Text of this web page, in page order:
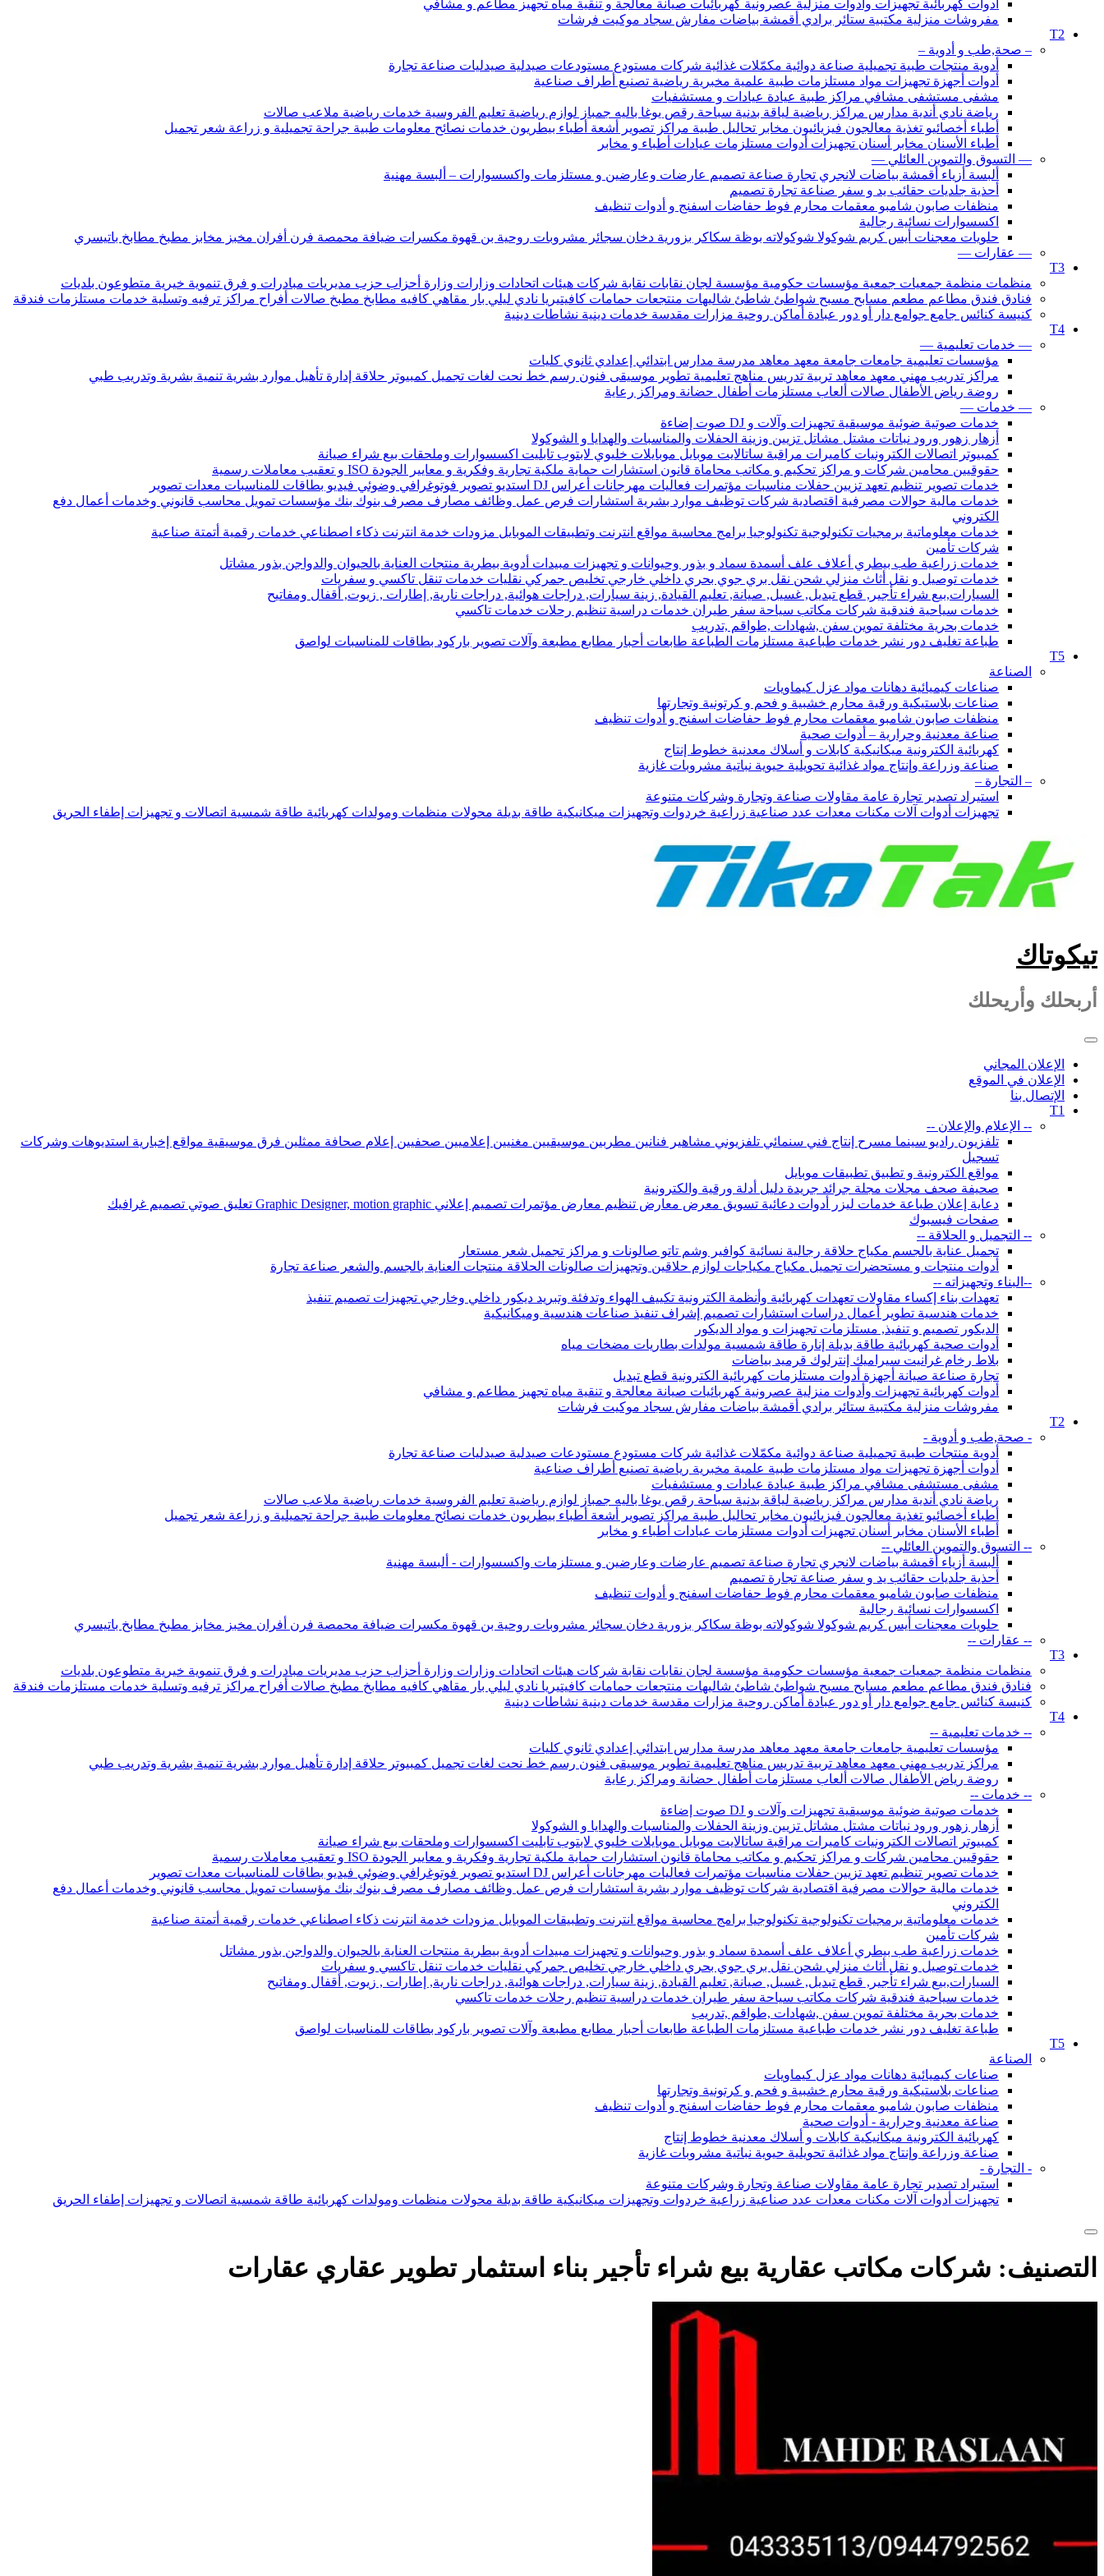
أدوات كهربائية تجهيزات وأدوات منزلية عصرونية كهربائيات صيانة معالجة و تنقية مياه تجهيز مطاعم و مشافي
مفروشات منزلية مكتبية ستائر برادي أقمشة بياضات مفارش سجاد موكيت فرشات
T2
– صحة,طب و أدوية –
أدوية منتجات طبية تجميلية صناعة دوائية مكمّلات غذائية شركات مستودع مستودعات صيدلية صيدليات صناعة تجارة
أدوات أجهزة تجهيزات مواد مستلزمات طبية علمية مخبرية رياضية تصنيع أطراف صناعية
مشفى مستشفى مشافي مراكز طبية عيادة عيادات و مستشفيات
رياضة نادي أندية مدارس مراكز رياضية لياقة بدنية سباحة رقص يوغا باليه جمباز لوازم رياضية تعليم الفروسية خدمات رياضية ملاعب صالات
أطباء أخصائيو تغذية معالجون فيزيائيون مخابر تحاليل طبية مراكز تصوير أشعة أطباء بيطريون خدمات نصائح معلومات طبية جراحة تجميلية و زراعة شعر تجميل
أطباء الأسنان مخابر أسنان تجهيزات أدوات مستلزمات عيادات أطباء و مخابر
— التسوق والتموين العائلي —
ألبسة أزياء أقمشة بياضات لانجري تجارة صناعة تصميم عارضات وعارضين و مستلزمات واكسسوارات – ألبسة مهنية
أحذية جلديات حقائب يد و سفر صناعة تجارة تصميم
منظفات صابون شامبو معقمات محارم فوط حفاضات اسفنج و أدوات تنظيف
اكسسوارات نسائية رجالية
حلويات معجنات أيس كريم شوكولا شوكولاته بوظة سكاكر بزورية دخان سجائر مشروبات روحية بن قهوة مكسرات ضيافة محمصة فرن أفران مخبز مخابز مطبخ مطابخ باتيسري
— عقارات —
T3
منظمات منظمة جمعيات جمعية مؤسسات حكومية مؤسسة لجان نقابات نقابة شركات هيئات اتحادات وزارات وزارة أحزاب حزب مديريات مبادرات و فرق تنموية خيرية متطوعون بلديات
فنادق فندق مطاعم مطعم مسابح مسبح شواطئ شاطئ شاليهات منتجعات حمامات كافيتيريا نادي ليلي بار مقاهي كافيه مطابخ مطبخ صالات أفراح مراكز ترفيه وتسلية خدمات مستلزمات فندقة
كنيسة كنائس جامع جوامع دار أو دور عبادة أماكن روحية مزارات مقدسة خدمات دينية نشاطات دينية
T4
— خدمات تعليمية —
مؤسسات تعليمية جامعات جامعة معهد معاهد مدرسة مدارس ابتدائي إعدادي ثانوي كليات
مراكز تدريب مهني معهد معاهد تربية تدريس مناهج تعليمية تطوير موسيقى فنون رسم خط نحت لغات تجميل كمبيوتر حلاقة إدارة تأهيل موارد بشرية تنمية بشرية وتدريب طبي
روضة رياض الأطفال صالات ألعاب مستلزمات أطفال حضانة ومراكز رعاية
— خدمات —
خدمات صوتية ضوئية موسيقية تجهيزات وآلات و DJ صوت إضاءة
أزهار زهور ورود نباتات مشتل مشاتل تزيين وزينة الحفلات والمناسبات والهدايا و الشوكولا
كمبيوتر اتصالات الكترونيات كاميرات مراقبة ساتالايت موبايل موبايلات خليوي لابتوب تابليت اكسسوارات وملحقات بيع شراء صيانة
حقوقيين محامين شركات و مراكز تحكيم و مكاتب محاماة قانون استشارات حماية ملكية تجارية وفكرية و معايير الجودة ISO و تعقيب معاملات رسمية
خدمات تصوير تنظيم تعهد تزيين حفلات مناسبات مؤتمرات فعاليات مهرجانات أعراس DJ استديو تصوير فوتوغرافي وضوئي فيديو بطاقات للمناسبات معدات تصوير
خدمات مالية حوالات مصرفية اقتصادية شركات توظيف موارد بشرية استشارات فرص عمل وظائف مصارف مصرف بنوك بنك مؤسسات تمويل محاسب قانوني وخدمات أعمال دفع
الكتروني
خدمات معلوماتية برمجيات تكنولوجية تكنولوجيا برامج محاسبة مواقع انترنت وتطبيقات الموبايل مزودات خدمة انترنت ذكاء اصطناعي خدمات رقمية أتمتة صناعية
شركات تأمين
خدمات زراعية طب بيطري أعلاف علف أسمدة سماد و بذور وحيوانات و تجهيزات مبيدات أدوية بيطرية منتجات العناية بالحيوان والدواجن بذور مشاتل
خدمات توصيل و نقل أثاث منزلي شحن نقل بري جوي بحري داخلي خارجي تخليص جمركي نقليات خدمات تنقل تاكسي و سفريات
السيارات,بيع شراء تأجير, قطع تبديل, غسيل, صيانة, تعليم القيادة, زينة سيارات, دراجات هوائية, دراجات نارية, إطارات , زيوت, أقفال ومفاتيح
خدمات سياحية فندقية شركات مكاتب سياحة سفر طيران خدمات دراسية تنظيم رحلات خدمات تاكسي
خدمات بحرية مختلفة تموين سفن ,شهادات ,طواقم ,تدريب
طباعة تغليف دور نشر خدمات طباعية مستلزمات الطباعة طابعات أحبار مطابع مطبعة وآلات تصوير باركود بطاقات للمناسبات لواصق
T5
الصناعة
صناعات كيميائية دهانات مواد عزل كيماويات
صناعات بلاستيكية ورقية محارم خشبية و فحم و كرتونية وتجارتها
منظفات صابون شامبو معقمات محارم فوط حفاضات اسفنج و أدوات تنظيف
صناعة معدنية وحرارية – أدوات صحية
كهربائية الكترونية ميكانيكية كابلات و أسلاك معدنية خطوط إنتاج
صناعة وزراعة وإنتاج مواد غذائية تحويلية حيوية نباتية مشروبات غازية
– التجارة –
استيراد تصدير تجارة عامة مقاولات صناعة وتجارة وشركات متنوعة
تجهيزات أدوات آلات مكنات معدات عدد صناعية زراعية خردوات وتجهيزات ميكانيكية طاقة بديلة محولات منظمات ومولدات كهربائية طاقة شمسية اتصالات و تجهيزات إطفاء الحريق
تيكوتاك
أربحلك وأريحلك
الإعلان المجاني
الإعلان في الموقع
الإتصال بنا
T1
-- الإعلام والإعلان --
تلفزيون راديو سينما مسرح إنتاج فني سنمائي تلفزيوني مشاهير فنانين مطربين موسيقيين مغنيين إعلاميين صحفيين إعلام صحافة ممثلين فرق موسيقية مواقع إخبارية استديوهات وشركات
تسجيل
مواقع الكترونية و تطبيق تطبيقات موبايل
صحيفة صحف مجلات مجلة جرائد جريدة دليل أدلة ورقية والكترونية
دعاية إعلان طباعة خدمات ليزر أدوات دعائية تسويق معرض معارض تنظيم معارض مؤتمرات تصميم إعلاني Graphic Designer, motion graphic تعليق صوتي تصميم غرافيك
صفحات فيسبوك
-- التجميل و الحلاقة --
تجميل عناية بالجسم مكياج حلاقة رجالية نسائية كوافير وشم تاتو صالونات و مراكز تجميل شعر مستعار
أدوات منتجات و مستحضرات تجميل مكياج مكياجات لوازم حلاقين وتجهيزات صالونات الحلاقة منتجات العناية بالجسم والشعر صناعة تجارة
--البناء وتجهيزاته --
تعهدات بناء إكساء مقاولات تعهدات كهربائية وأنظمة الكترونية تكييف الهواء وتدفئة وتبريد ديكور داخلي وخارجي تجهيزات تصميم تنفيذ
خدمات هندسية تطوير أعمال دراسات استشارات تصميم إشراف تنفيذ صناعات هندسية وميكانيكية
الديكور تصميم و تنفيذ, مستلزمات تجهيزات و مواد الديكور
أدوات صحية كهربائية طاقة بديلة إنارة طاقة شمسية مولدات بطاريات مضخات مياه
بلاط رخام غرانيت سيراميك إنترلوك قرميد بياضات
تجارة صناعة صيانة أجهزة أدوات مستلزمات كهربائية الكترونية قطع تبديل
أدوات كهربائية تجهيزات وأدوات منزلية عصرونية كهربائيات صيانة معالجة و تنقية مياه تجهيز مطاعم و مشافي
مفروشات منزلية مكتبية ستائر برادي أقمشة بياضات مفارش سجاد موكيت فرشات
T2
- صحة,طب و أدوية -
أدوية منتجات طبية تجميلية صناعة دوائية مكمّلات غذائية شركات مستودع مستودعات صيدلية صيدليات صناعة تجارة
أدوات أجهزة تجهيزات مواد مستلزمات طبية علمية مخبرية رياضية تصنيع أطراف صناعية
مشفى مستشفى مشافي مراكز طبية عيادة عيادات و مستشفيات
رياضة نادي أندية مدارس مراكز رياضية لياقة بدنية سباحة رقص يوغا باليه جمباز لوازم رياضية تعليم الفروسية خدمات رياضية ملاعب صالات
أطباء أخصائيو تغذية معالجون فيزيائيون مخابر تحاليل طبية مراكز تصوير أشعة أطباء بيطريون خدمات نصائح معلومات طبية جراحة تجميلية و زراعة شعر تجميل
أطباء الأسنان مخابر أسنان تجهيزات أدوات مستلزمات عيادات أطباء و مخابر
-- التسوق والتموين العائلي --
ألبسة أزياء أقمشة بياضات لانجري تجارة صناعة تصميم عارضات وعارضين و مستلزمات واكسسوارات - ألبسة مهنية
أحذية جلديات حقائب يد و سفر صناعة تجارة تصميم
منظفات صابون شامبو معقمات محارم فوط حفاضات اسفنج و أدوات تنظيف
اكسسوارات نسائية رجالية
حلويات معجنات أيس كريم شوكولا شوكولاته بوظة سكاكر بزورية دخان سجائر مشروبات روحية بن قهوة مكسرات ضيافة محمصة فرن أفران مخبز مخابز مطبخ مطابخ باتيسري
-- عقارات --
T3
منظمات منظمة جمعيات جمعية مؤسسات حكومية مؤسسة لجان نقابات نقابة شركات هيئات اتحادات وزارات وزارة أحزاب حزب مديريات مبادرات و فرق تنموية خيرية متطوعون بلديات
فنادق فندق مطاعم مطعم مسابح مسبح شواطئ شاطئ شاليهات منتجعات حمامات كافيتيريا نادي ليلي بار مقاهي كافيه مطابخ مطبخ صالات أفراح مراكز ترفيه وتسلية خدمات مستلزمات فندقة
كنيسة كنائس جامع جوامع دار أو دور عبادة أماكن روحية مزارات مقدسة خدمات دينية نشاطات دينية
T4
-- خدمات تعليمية --
مؤسسات تعليمية جامعات جامعة معهد معاهد مدرسة مدارس ابتدائي إعدادي ثانوي كليات
مراكز تدريب مهني معهد معاهد تربية تدريس مناهج تعليمية تطوير موسيقى فنون رسم خط نحت لغات تجميل كمبيوتر حلاقة إدارة تأهيل موارد بشرية تنمية بشرية وتدريب طبي
روضة رياض الأطفال صالات ألعاب مستلزمات أطفال حضانة ومراكز رعاية
-- خدمات --
خدمات صوتية ضوئية موسيقية تجهيزات وآلات و DJ صوت إضاءة
أزهار زهور ورود نباتات مشتل مشاتل تزيين وزينة الحفلات والمناسبات والهدايا و الشوكولا
كمبيوتر اتصالات الكترونيات كاميرات مراقبة ساتالايت موبايل موبايلات خليوي لابتوب تابليت اكسسوارات وملحقات بيع شراء صيانة
حقوقيين محامين شركات و مراكز تحكيم و مكاتب محاماة قانون استشارات حماية ملكية تجارية وفكرية و معايير الجودة ISO و تعقيب معاملات رسمية
خدمات تصوير تنظيم تعهد تزيين حفلات مناسبات مؤتمرات فعاليات مهرجانات أعراس DJ استديو تصوير فوتوغرافي وضوئي فيديو بطاقات للمناسبات معدات تصوير
خدمات مالية حوالات مصرفية اقتصادية شركات توظيف موارد بشرية استشارات فرص عمل وظائف مصارف مصرف بنوك بنك مؤسسات تمويل محاسب قانوني وخدمات أعمال دفع
الكتروني
خدمات معلوماتية برمجيات تكنولوجية تكنولوجيا برامج محاسبة مواقع انترنت وتطبيقات الموبايل مزودات خدمة انترنت ذكاء اصطناعي خدمات رقمية أتمتة صناعية
شركات تأمين
خدمات زراعية طب بيطري أعلاف علف أسمدة سماد و بذور وحيوانات و تجهيزات مبيدات أدوية بيطرية منتجات العناية بالحيوان والدواجن بذور مشاتل
خدمات توصيل و نقل أثاث منزلي شحن نقل بري جوي بحري داخلي خارجي تخليص جمركي نقليات خدمات تنقل تاكسي و سفريات
السيارات,بيع شراء تأجير, قطع تبديل, غسيل, صيانة, تعليم القيادة, زينة سيارات, دراجات هوائية, دراجات نارية, إطارات , زيوت, أقفال ومفاتيح
خدمات سياحية فندقية شركات مكاتب سياحة سفر طيران خدمات دراسية تنظيم رحلات خدمات تاكسي
خدمات بحرية مختلفة تموين سفن ,شهادات ,طواقم ,تدريب
طباعة تغليف دور نشر خدمات طباعية مستلزمات الطباعة طابعات أحبار مطابع مطبعة وآلات تصوير باركود بطاقات للمناسبات لواصق
T5
الصناعة
صناعات كيميائية دهانات مواد عزل كيماويات
صناعات بلاستيكية ورقية محارم خشبية و فحم و كرتونية وتجارتها
منظفات صابون شامبو معقمات محارم فوط حفاضات اسفنج و أدوات تنظيف
صناعة معدنية وحرارية - أدوات صحية
كهربائية الكترونية ميكانيكية كابلات و أسلاك معدنية خطوط إنتاج
صناعة وزراعة وإنتاج مواد غذائية تحويلية حيوية نباتية مشروبات غازية
- التجارة -
استيراد تصدير تجارة عامة مقاولات صناعة وتجارة وشركات متنوعة
تجهيزات أدوات آلات مكنات معدات عدد صناعية زراعية خردوات وتجهيزات ميكانيكية طاقة بديلة محولات منظمات ومولدات كهربائية طاقة شمسية اتصالات و تجهيزات إطفاء الحريق
التصنيف: شركات مكاتب عقارية بيع شراء تأجير بناء استثمار تطوير عقاري عقارات